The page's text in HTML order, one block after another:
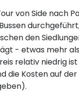
von Side nach
den
- etwas mehr
relativ niedrig
die Kosten auf